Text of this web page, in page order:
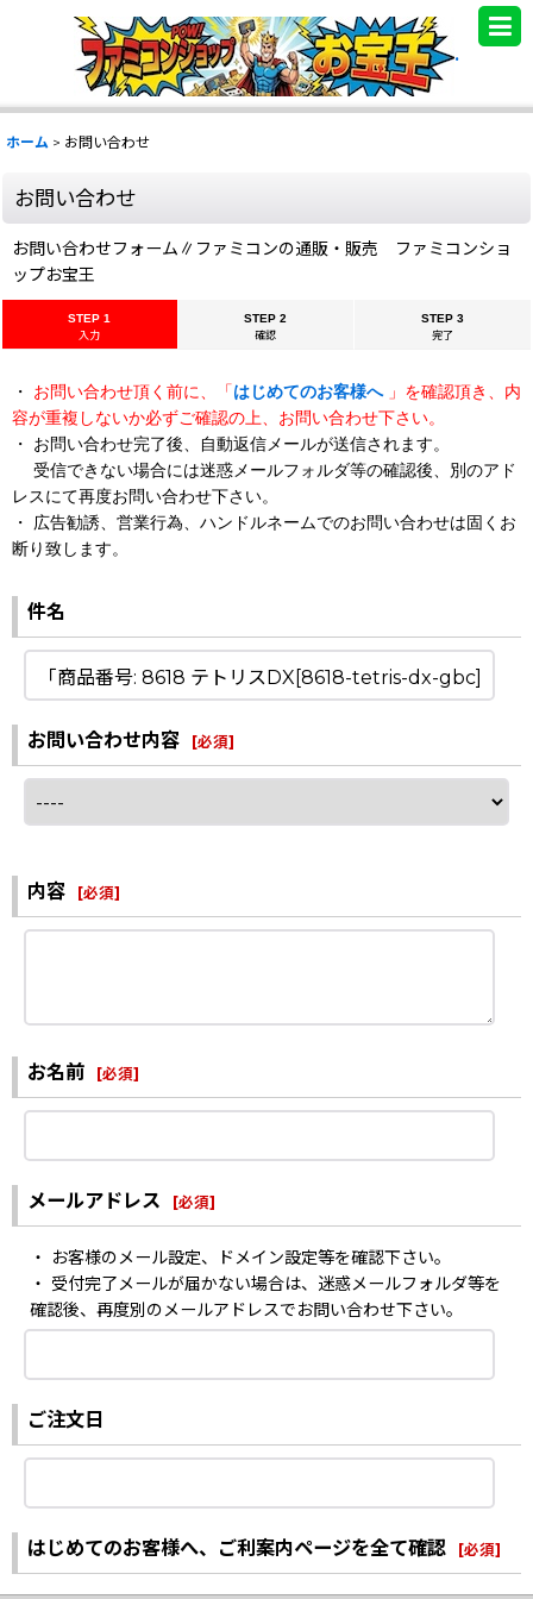
.
ホーム > お問い合わせ
お問い合わせ
お問い合わせフォーム∥ファミコンの通販・販売 ファミコンショ
ップお宝王
STEP 1
入力
STEP 2
確認
STEP 3
完了
・ お問い合わせ頂く前に、「はじめてのお客様へ 」を確認頂き、内
容が重複しないか必ずご確認の上、お問い合わせ下さい。
・ お問い合わせ完了後、自動返信メールが送信されます。
受信できない場合には迷惑メールフォルダ等の確認後、別のアド
レスにて再度お問い合わせ下さい。
・ 広告勧誘、営業行為、ハンドルネームでのお問い合わせは固くお
断り致します。
件名
お問い合わせ内容 [必須]
内容 [必須]
お名前 [必須]
メールアドレス [必須]
・ お客様のメール設定、ドメイン設定等を確認下さい。
・ 受付完了メールが届かない場合は、迷惑メールフォルダ等を
確認後、再度別のメールアドレスでお問い合わせ下さい。
ご注文日
はじめてのお客様へ、ご利案内ページを全て確認 [必須]